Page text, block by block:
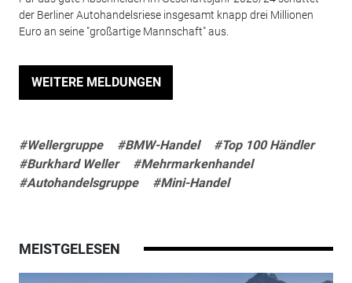
der Berliner Autohandelsriese insgesamt knapp drei Millionen
Euro an seine "großartige Mannschaft" aus.
WEITERE MELDUNGEN
#Wellergruppe #BMW-Handel
#Top 100 Händler
#Burkhard Weller
#Mehrmarkenhandel
#Autohandelsgruppe
#Mini-Handel
MEISTGELESEN